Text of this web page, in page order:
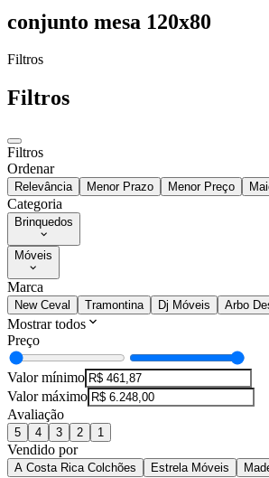
conjunto mesa 120x80
Filtros
Filtros
Filtros
Ordenar
Relevância Menor Prazo Menor Preço
Categoria
Brinquedos
Móveis
Marca
New Ceval Tramontina Dj Móveis Arbo
Mostrar todos
Preço
Valor mínimo
Valor máximo
Avaliação
5 4 3 2 1
Vendido por
A Costa Rica Colchões Estrela Móveis